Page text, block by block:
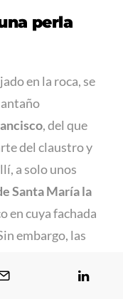
perla
en la roca, se
, del que
del claustro y
a solo unos
Santa María la
en cuya fachada
embargo, las